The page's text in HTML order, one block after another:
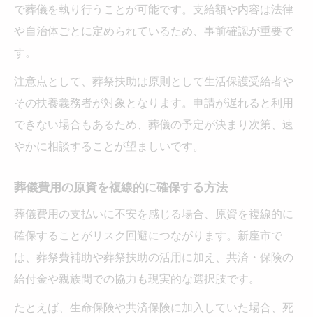
で葬儀を執り行うことが可能です。支給額や内容は法律
や自治体ごとに定められているため、事前確認が重要で
す。
注意点として、葬祭扶助は原則として生活保護受給者や
その扶養義務者が対象となります。申請が遅れると利用
できない場合もあるため、葬儀の予定が決まり次第、速
やかに相談することが望ましいです。
葬儀費用の原資を複線的に確保する方法
葬儀費用の支払いに不安を感じる場合、原資を複線的に
確保することがリスク回避につながります。新座市で
は、葬祭費補助や葬祭扶助の活用に加え、共済・保険の
給付金や親族間での協力も現実的な選択肢です。
たとえば、生命保険や共済保険に加入していた場合、死